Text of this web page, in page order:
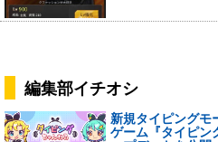
編集部イチオシ
新規タイピングモ
ゲーム『タイピン